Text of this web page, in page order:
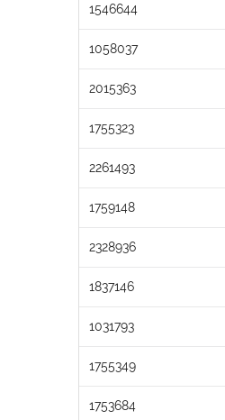
1546644
1058037
2015363
1755323
2261493
1759148
2328936
1837146
1031793
1755349
1753684